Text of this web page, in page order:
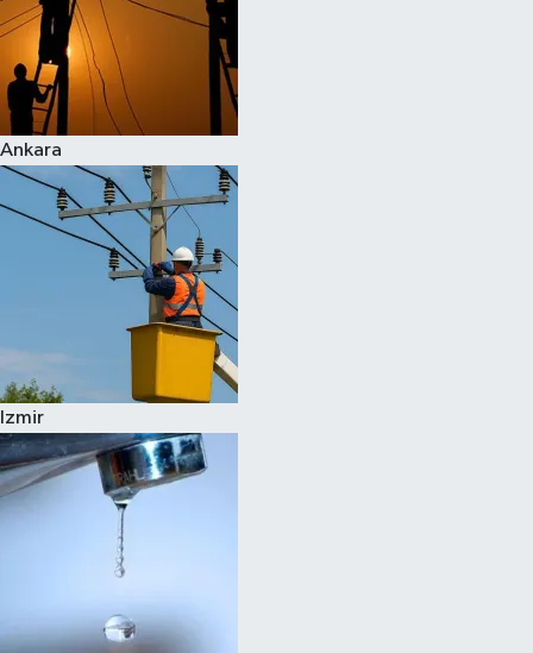
Ankara
Izmir